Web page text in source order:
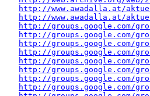
http://www.awadalla.at/
http://www.awadalla.at/
http://groups.google.com/
http://groups.google.com/
http://groups.google.com/
http://groups.google.com/
http://groups.google.com/
http://groups.google.com/
http://groups.google.com/
http://groups.google.com/